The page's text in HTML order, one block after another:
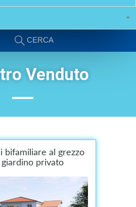
CERCA
Venduto
bifamiliare al grezzo
privato